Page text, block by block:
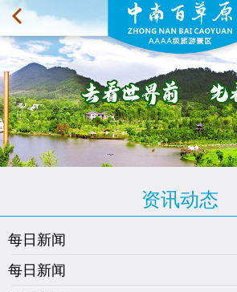
资讯动态
每日新闻
每日新闻